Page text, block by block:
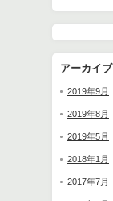
アーカイブ
2019年9月
2019年8月
2019年5月
2018年1月
2017年7月